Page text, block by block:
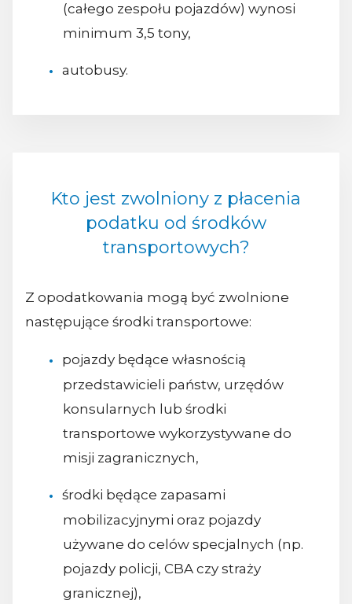
(całego zespołu pojazdów) wynosi
minimum 3,5 tony,
autobusy.
Kto jest zwolniony z płacenia
podatku od środków
transportowych?
Z opodatkowania mogą być zwolnione
następujące środki transportowe:
pojazdy będące własnością
przedstawicieli państw, urzędów
konsularnych lub środki
transportowe wykorzystywane do
misji zagranicznych,
środki będące zapasami
mobilizacyjnymi oraz pojazdy
używane do celów specjalnych (np.
pojazdy policji, CBA czy straży
granicznej),